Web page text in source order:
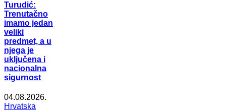
Turudić:
Trenutačno
imamo jedan
veliki
predmet, a u
njega je
uključena i
nacionalna
sigurnost
04.08.2026.
Hrvatska